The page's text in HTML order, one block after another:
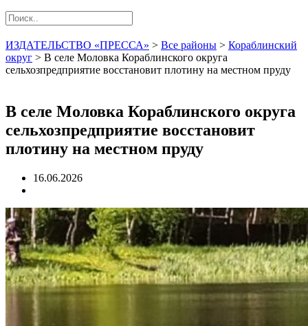
ИЗДАТЕЛЬСТВО «ПРЕССА» > Все районы > Кораблинский
округ > В селе Моловка Кораблинского округа
сельхозпредприятие восстановит плотину на местном пруду
В селе Моловка Кораблинского округа
сельхозпредприятие восстановит
плотину на местном пруду
16.06.2026